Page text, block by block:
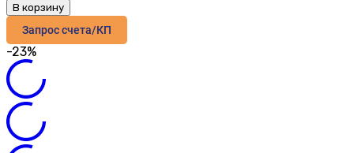
В корзину
Запрос счета/КП
-23%